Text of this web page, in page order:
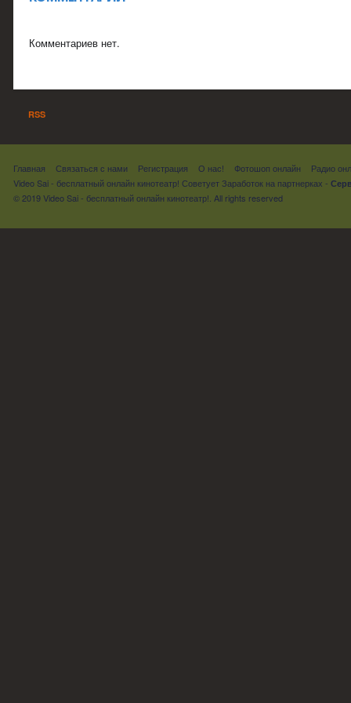
Комментариев нет.
RSS
Главная Связаться с нами Регистрация О нас! Фотошоп онлайн
Радио
Video Sai - бесплатный онлайн кинотеатр! Советует Заработок на партнерках -
© 2019 Video Sai - бесплатный онлайн кинотеатр!. All rights reserved